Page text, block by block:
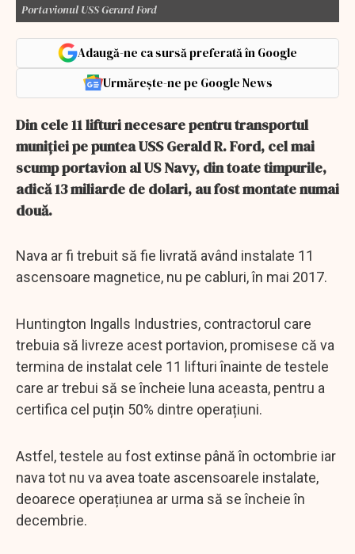
Portavionul USS Gerard Ford
Adaugă-ne ca sursă preferată în Google
Urmărește-ne pe Google News
Din cele 11 lifturi necesare pentru transportul
muniției pe puntea USS Gerald R. Ford, cel mai
scump portavion al US Navy, din toate timpurile,
adică 13 miliarde de dolari, au fost montate numai
două.
Nava ar fi trebuit să fie livrată având instalate 11
ascensoare magnetice, nu pe cabluri, în mai 2017.
Huntington Ingalls Industries, contractorul care
trebuia să livreze acest portavion, promisese că va
termina de instalat cele 11 lifturi înainte de testele
care ar trebui să se încheie luna aceasta, pentru a
certifica cel puțin 50% dintre operațiuni.
Astfel, testele au fost extinse până în octombrie iar
nava tot nu va avea toate ascensoarele instalate,
deoarece operațiunea ar urma să se încheie în
decembrie.